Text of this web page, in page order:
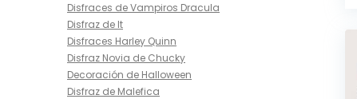
Disfraces de Vampiros Dracula
Disfraz de It
Disfraces Harley Quinn
Disfraz Novia de Chucky
Decoración de Halloween
Disfraz de Malefica